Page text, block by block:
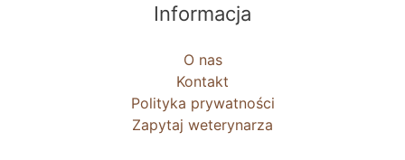
Informacja
O nas
Kontakt
Polityka prywatności
Zapytaj weterynarza